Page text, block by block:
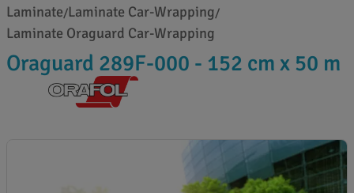
Laminate/Laminate Car-Wrapping/
Laminate Oraguard Car-Wrapping
Oraguard 289F-000 - 152 cm x 50 m